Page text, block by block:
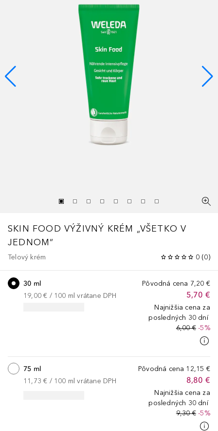
SKIN FOOD VÝŽIVNÝ KRÉM „VŠETKO V
JEDNOM“
Telový krém 0 (0)
Pôvodná cena 7,20 €
5,70 €
Najnižšia cena za
posledných 30 dní
6,00 € -5%
30 ml
19,00 € / 100 ml vrátane DPH
Pôvodná cena 12,15 €
8,80 €
Najnižšia cena za
posledných 30 dní
9,30 € -5%
75 ml
11,73 € / 100 ml vrátane DPH